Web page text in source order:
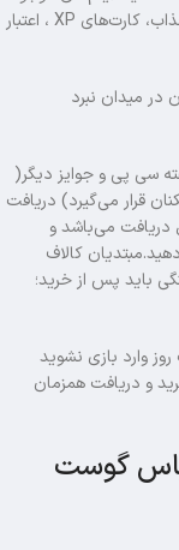
در پکیج ساپلای پس؛ اسلحه‌های جدید، اسکین‌های جذاب، کارت‌های XP ، اعتبار
در میدان نبرد
سی پی و جوایز دیگر(
قرار می‌گیرد) دریافت
دریافت می‌باشد و
کالاف
باید پس از خرید؛
وارد بازی نشوید
و دریافت همزمان
گوست